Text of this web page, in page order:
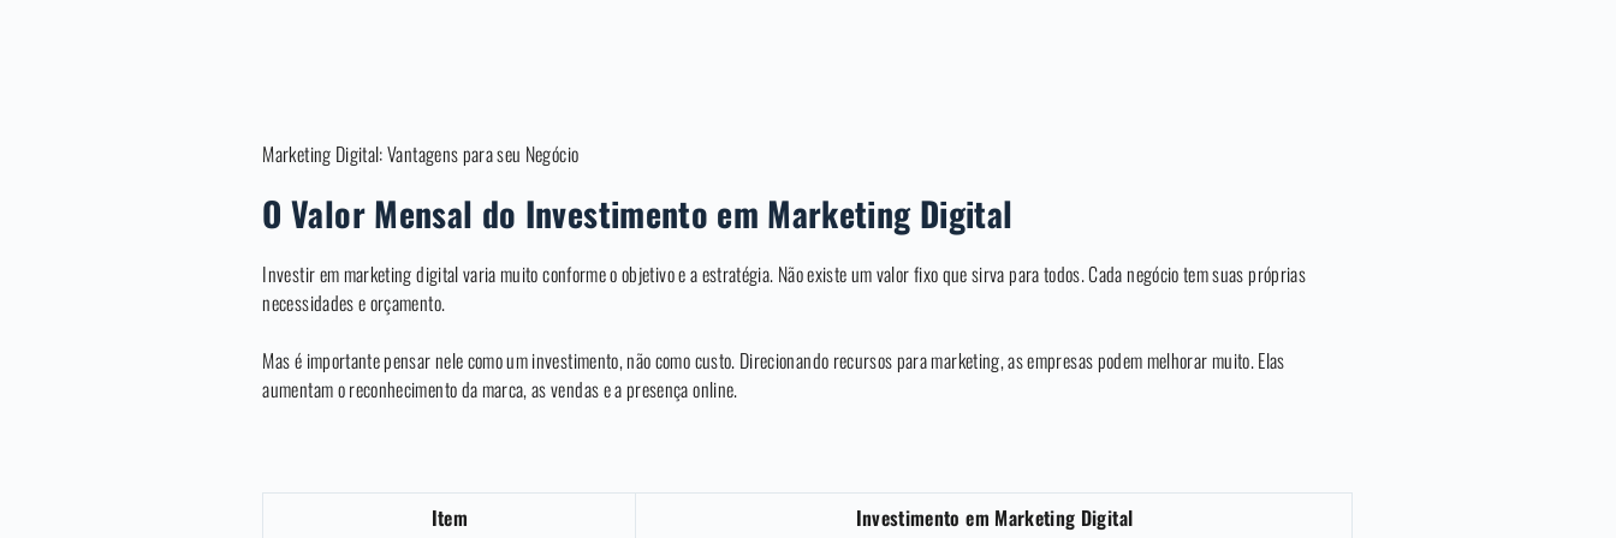
Marketing Digital: Vantagens para seu Negócio
O Valor Mensal do Investimento em Marketing Digital
Investir em marketing digital varia muito conforme o objetivo e a estratégia. Não existe um valor fixo que sirva para todos. Cada negócio tem suas próprias
necessidades e orçamento.
Mas é importante pensar nele como um investimento, não como custo. Direcionando recursos para marketing, as empresas podem melhorar muito. Elas
aumentam o reconhecimento da marca, as vendas e a presença online.
Item Investimento em Marketing Digital